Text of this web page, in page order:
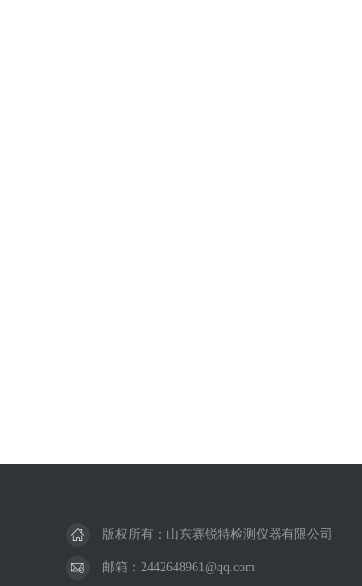
版权所有：山东赛锐特检测仪器有限公司
邮箱：2442648961@qq.com